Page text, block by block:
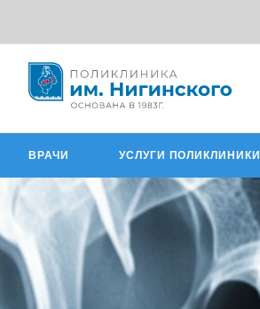
ВРАЧИ УСЛУГИ ПОЛИКЛИНИКИ